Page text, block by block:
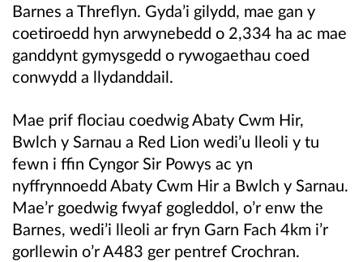
Barnes a Threflyn. Gyda’i gilydd, mae gan y
coetiroedd hyn arwynebedd o 2,334 ha ac mae
ganddynt gymysgedd o rywogaethau coed
conwydd a llydanddail.
Mae prif flociau coedwig Abaty Cwm Hir,
Bwlch y Sarnau a Red Lion wedi’u lleoli y tu
fewn i ffin Cyngor Sir Powys ac yn
nyffrynnoedd Abaty Cwm Hir a Bwlch y Sarnau.
Mae’r goedwig fwyaf gogleddol, o’r enw the
Barnes, wedi’i lleoli ar fryn Garn Fach 4km i’r
gorllewin o’r A483 ger pentref Crochran.